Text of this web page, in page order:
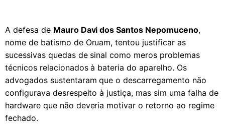
A defesa de Mauro Davi dos Santos Nepomuceno,
nome de batismo de Oruam, tentou justificar as
sucessivas quedas de sinal como meros problemas
técnicos relacionados à bateria do aparelho. Os
advogados sustentaram que o descarregamento não
configurava desrespeito à justiça, mas sim uma falha de
hardware que não deveria motivar o retorno ao regime
fechado.